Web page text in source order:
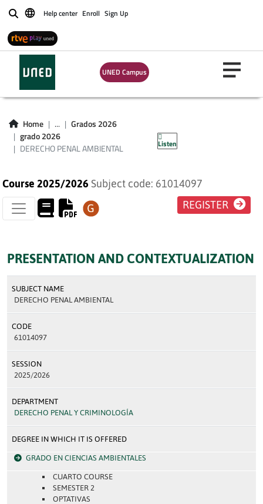
BuscarHelp center Enroll Sign Up
UNED Campus
Home ...
Grados 2026
grado 2026
DERECHO PENAL AMBIENTAL
Listen
DERECHO PENAL
AMBIENTAL
Course 2025/2026 Subject code: 61014097
REGISTER
PRESENTATION AND CONTEXTUALIZATION
SUBJECT NAME
DERECHO PENAL AMBIENTAL
CODE
61014097
SESSION
2025/2026
DEPARTMENT
DERECHO PENAL Y CRIMINOLOGÍA
DEGREE IN WHICH IT IS OFFERED
GRADO EN CIENCIAS AMBIENTALES
CUARTO COURSE
SEMESTER 2
OPTATIVAS